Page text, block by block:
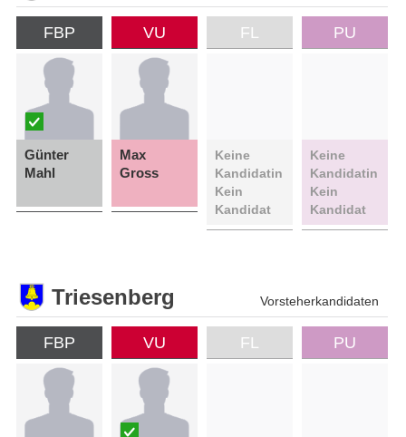
FBP
Günter
Mahl
VU
Max
Gross
FL
Keine
Kandidatin
Kein
Kandidat
PU
Keine
Kandidatin
Kein
Kandidat
Triesenberg Vorsteherkandidaten
FBP VU FL PU